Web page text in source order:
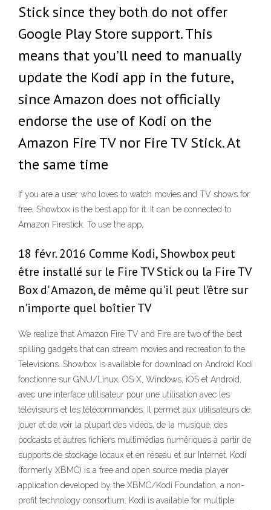
Stick since they both do not offer
Google Play Store support. This
means that you’ll need to manually
update the Kodi app in the future,
since Amazon does not officially
endorse the use of Kodi on the
Amazon Fire TV nor Fire TV Stick. At
the same time
If you are a user who loves to watch movies and TV shows for
free, Showbox is the best app for it. It can be connected to
Amazon Firestick. To use the app,
18 févr. 2016 Comme Kodi, Showbox peut
être installé sur le Fire TV Stick ou la Fire TV
Box d' Amazon, de même qu'il peut l'être sur
n'importe quel boîtier TV
We realize that Amazon Fire TV and Fire are two of the best
spilling gadgets that can stream movies and recreation to the
Televisions. Showbox is available for download on Android Kodi
fonctionne sur GNU/Linux, OS X, Windows, iOS et Android,
avec une interface utilisateur pour une utilisation avec les
téléviseurs et les télécommandes. Il permet aux utilisateurs de
jouer et de voir la plupart des vidéos, de la musique, des
podcasts et autres fichiers multimédias numériques à partir de
supports de stockage locaux et en réseau et sur Internet. Kodi
(formerly XBMC) is a free and open source media player
application developed by the XBMC/Kodi Foundation, a non-
profit technology consortium. Kodi is available for multiple